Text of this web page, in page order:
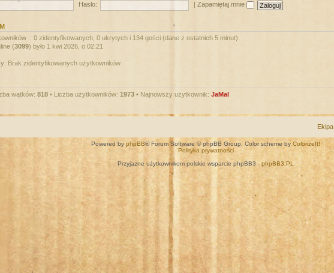
Hasło: Zapamiętaj mnie
:: 0 zidentyfikowanych, 0 ukrytych i 134 gości (dane z ostatnich 5 minut)
(3099) było 1 kwi 2026, o 02:21
Brak zidentyfikowanych użytkowników
wątków: 818 • Liczba użytkowników: 1973 • Najnowszy użytkownik: JaMal
Ekipa
Powered by phpBB® Forum Software © phpBB Group. Color scheme by ColorizeIt!
Polityka prywatności
Przyjazne użytkownikom polskie wsparcie phpBB3 - phpBB3.PL